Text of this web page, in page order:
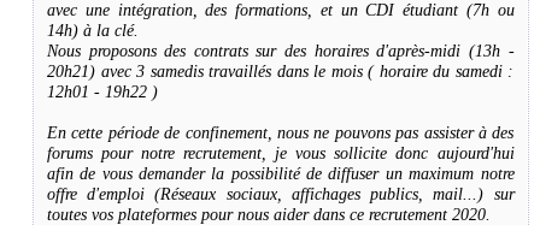
avec une intégration, des formations, et un CDI étudiant (7h ou
14h) à la clé.
Nous proposons des contrats sur des horaires d'après-midi (13h -
20h21) avec 3 samedis travaillés dans le mois ( horaire du samedi :
12h01 - 19h22 )
En cette période de confinement, nous ne pouvons pas assister à des
forums pour notre recrutement, je vous sollicite donc aujourd'hui
afin de vous demander la possibilité de diffuser un maximum notre
offre d'emploi (Réseaux sociaux, affichages publics, mail...) sur
toutes vos plateformes pour nous aider dans ce recrutement 2020.